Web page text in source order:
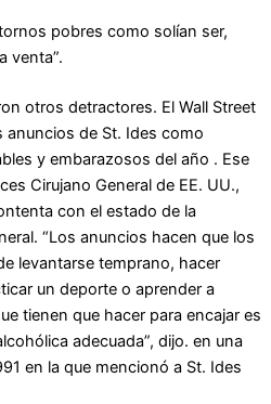
pobres como solían ser,
venta”.
otros detractores. El Wall Street
anuncios de St. Ides como
y embarazosos del año . Ese
Cirujano General de EE. UU.,
con el estado de la
“Los anuncios hacen que los
levantarse temprano, hacer
un deporte o aprender a
tienen que hacer para encajar es
adecuada”, dijo. en una
en la que mencionó a St. Ides